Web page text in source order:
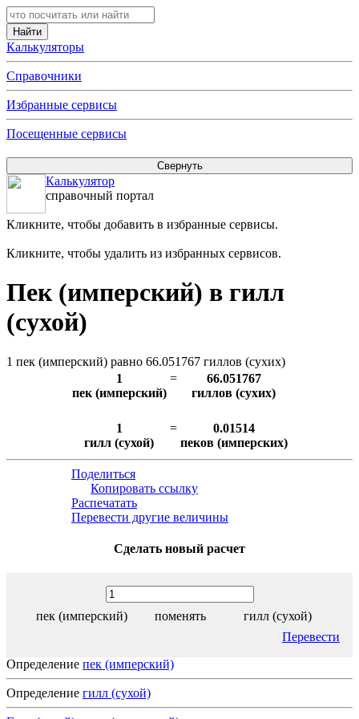
Калькуляторы
Справочники
Избранные сервисы
Посещенные сервисы
Калькулятор
справочный портал
Кликните, чтобы добавить в избранные сервисы.
Кликните, чтобы удалить из избранных сервисов.
Пек (имперский) в гилл
(сухой)
1 пек (имперский) равно 66.051767 гиллов (сухих)
1
пек (имперский)
=
66.051767
гиллов (сухих)
1
гилл (сухой)
=
0.01514
пеков (имперских)
Поделиться
Копировать ссылку
Распечатать
Перевести другие величины
Сделать новый расчет
пек (имперский) поменять
гилл (сухой)
Перевести
Определение пек (имперский)
Определение гилл (сухой)